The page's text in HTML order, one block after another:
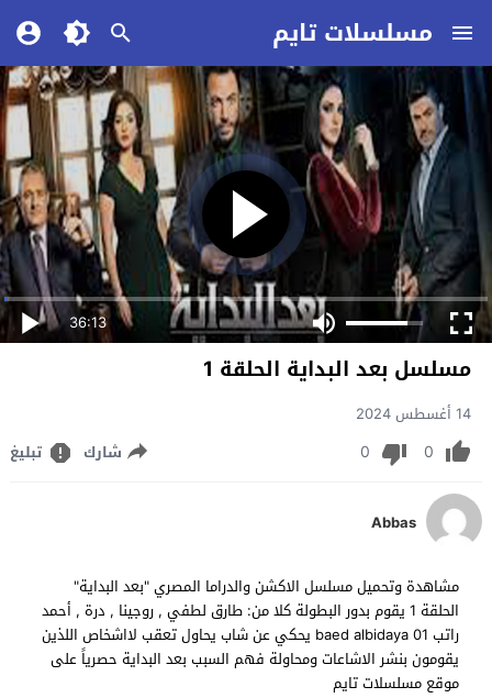
مسلسلات تايم
36:13
مسلسل بعد البداية الحلقة 1
14 أغسطس 2024
0
0 شارك تبليغ
Abbas
مشاهدة وتحميل مسلسل الاكشن والدراما المصري "بعد البداية"
الحلقة 1 يقوم بدور البطولة كلا من: طارق لطفي , روجينا , درة , أحمد
راتب baed albidaya 01 يحكي عن شاب يحاول تعقب لااشخاص اللذين
يقومون بنشر الاشاعات ومحاولة فهم السبب بعد البداية حصرياً على
موقع مسلسلات تايم